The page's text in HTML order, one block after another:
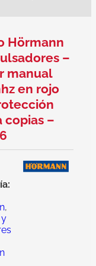
Hörmann
–
manual
en rojo
copias –
,